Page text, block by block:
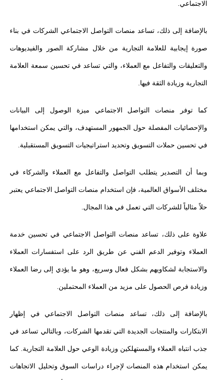
الاجتماعي.
بالإضافة إلى ذلك، تساعد منصات التواصل الاجتماعي الشركات في بناء
صورة إيجابية للعلامة التجارية من خلال مشاركة الصور والفيديوهات
والتعليقات والتفاعل مع العملاء، والتي تساعد في تحسين سمعة العلامة
التجارية وزيادة الثقة فيها.
كما توفر منصات التواصل الاجتماعي ميزة الوصول إلى البيانات
والإحصائيات المفصلة حول الجمهور المستهدف، والتي يمكن استخدامها
في تحسين حملات التسويق وتحديد استراتيجيات التسويق المستقبلية.
وبما أن التصدير يتطلب التواصل والتفاعل مع العملاء والشركاء في
مختلف الأسواق العالمية، فإن استخدام منصات التواصل الاجتماعي يعتبر
حلاً مثالياً للشركات التي تعمل في هذا المجال.
علاوة على ذلك، تساعد منصات التواصل الاجتماعي في تحسين خدمة
العملاء وتوفير الدعم الفني عن طريق الرد على استفسارات العملاء
والاستجابة لشكاويهم بشكل فعال وسريع، وهو ما يؤدي إلى رضا العملاء
وزيادة فرص الحصول على مزيد من العملاء المحتملين.
بالإضافة إلى ذلك، تساعد منصات التواصل الاجتماعي في إظهار
الابتكارات والمنتجات الجديدة التي تقدمها الشركات، وبالتالي تساعد في
جذب انتباه العملاء والمستهلكين وزيادة الوعي حول العلامة التجارية. كما
يمكن استخدام هذه المنصات لإجراء دراسات السوق وتحليل الاتجاهات